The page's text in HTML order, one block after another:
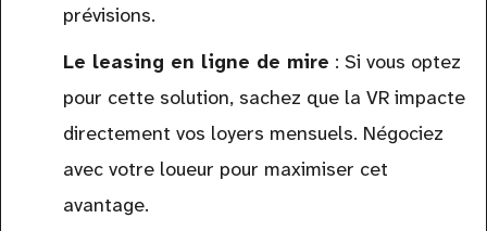
external)
prévisions.
Le leasing en ligne de mire : Si vous optez
pour cette solution, sachez que la VR impacte
directement vos loyers mensuels. Négociez
avec votre loueur pour maximiser cet
avantage.